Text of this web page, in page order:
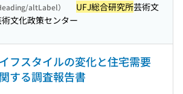
altLabel） UFJ総合研究所芸術文
文化政策センター
フスタイルの変化と住宅需要
する調査報告書